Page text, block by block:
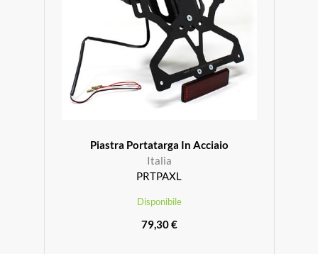
Piastra Portatarga In Acciaio
Italia
PRTPAXL
Disponibile
79,30 €